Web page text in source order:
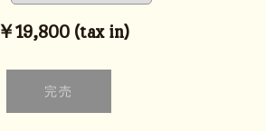
￥19,800 (tax in)